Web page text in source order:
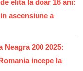
elita la doar 16 ani:
ascensiune a
Neagra 200 2025:
incepe la